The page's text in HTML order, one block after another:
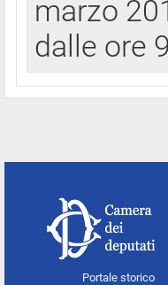
marzo
dalle ore
Portale storico